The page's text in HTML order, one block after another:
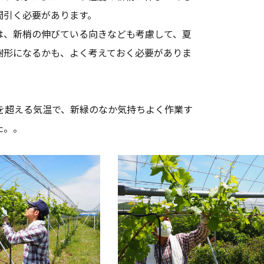
く必要があります。
新梢の伸びている向きなども考慮して、夏
になるかも、よく考えておく必要がありま
る気温で、新緑のなか気持ちよく作業す
。